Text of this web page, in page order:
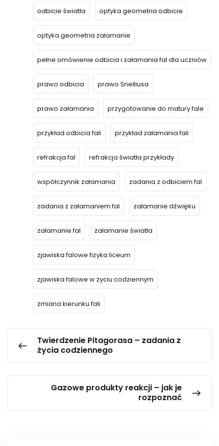
odbicie światła optyka geometria odbicie
optyka geometria załamanie
pełne omówienie odbicia i załamania fal dla uczniów
prawo odbicia prawo Snelliusa
prawo załamania przygotowanie do matury fale
przykład odbicia fali przykład załamania fali
refrakcja fal refrakcja światła przykłady
współczynnik załamania zadania z odbiciem fal
zadania z załamaniem fal załamanie dźwięku
załamanie fal załamanie światła
zjawiska falowe fizyka liceum
zjawiska falowe w życiu codziennym
zmiana kierunku fali
Twierdzenie Pitagorasa – zadania z
życia codziennego
Gazowe produkty reakcji – jak je
rozpoznać